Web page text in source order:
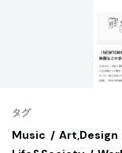
タグ
Music Art,Design